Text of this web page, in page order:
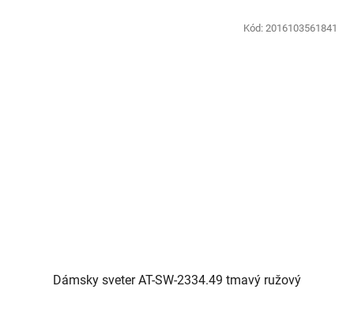
Dámsky sveter AT-SW-2334.49 tmavý ružový
Kód: 2016103561841